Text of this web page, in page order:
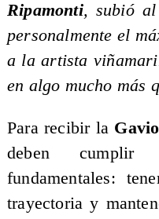
Ripamonti, subió al
personalmente el
a la artista
en algo mucho más
Para recibir la
deben cumplir
fundamentales:
trayectoria y